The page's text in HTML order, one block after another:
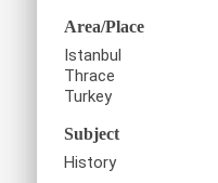
Area/Place
Istanbul
Thrace
Turkey
Subject
History